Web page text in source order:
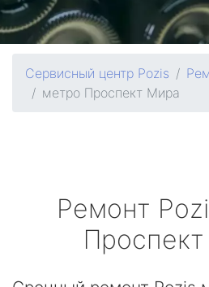
Сервисный центр Pozis
метро Проспект Мира
Ремонт